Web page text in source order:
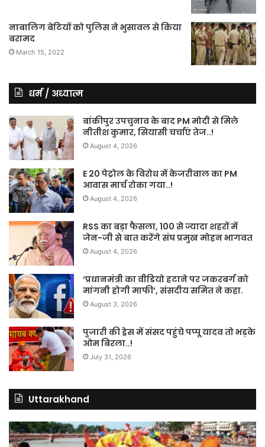
नाबालिग बेटियों को पुलिस ने भुसावल से किया
बरामद
March 15, 2022
धर्म / अध्यात्म
बांकीपुर उपचुनाव के बाद PM मोदी से मिले
नीतीश कुमार, सियासी चर्चाएं तेज..!
August 4, 2026
E 20 पेट्रोल के विरोध में केजरीवाल का PM
आवास मार्च रोका गया..!
August 4, 2026
RSS का बड़ा फैसला, 100 से ज्यादा शहरों में
जेन-जी से बात करेंगे संघ प्रमुख मोहन भागवत
August 4, 2026
‘प्रधानमंत्री का वीडियो हटाने पर जकरबर्ग को
मांगनी होगी माफी’, संसदीय समित ने कहा.
August 3, 2026
पुजारी की ड्रेस में संसद पहुंचे पप्पू यादव तो भड़के
ओम बिरला..!
July 31, 2026
Uttarakhand